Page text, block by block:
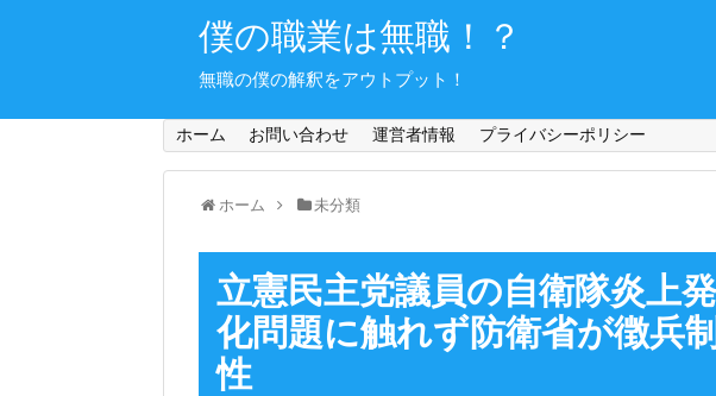
僕の職業は無職！？
無職の僕の解釈をアウトプット！
ホーム お問い合わせ 運営者情報 プライバシーポリシー
ホーム 未分類
立憲民主党議員の自衛隊炎上
化問題に触れず防衛省が徴兵
性